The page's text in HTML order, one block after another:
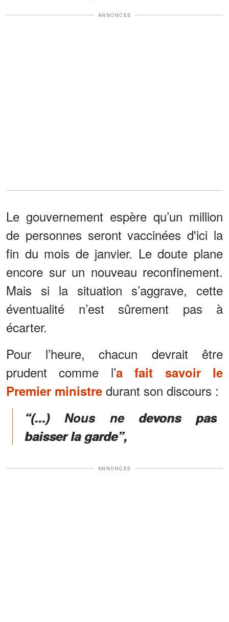
ANNONCES
Le gouvernement espère qu’un million
de personnes seront vaccinées d'ici la
fin du mois de janvier. Le doute plane
encore sur un nouveau reconfinement.
Mais si la situation s’aggrave, cette
éventualité n’est sûrement pas à
écarter.
Pour l’heure, chacun devrait être
prudent comme l’a fait savoir le
Premier ministre durant son discours :
“(...) Nous ne devons pas
baisser la garde”,
ANNONCES